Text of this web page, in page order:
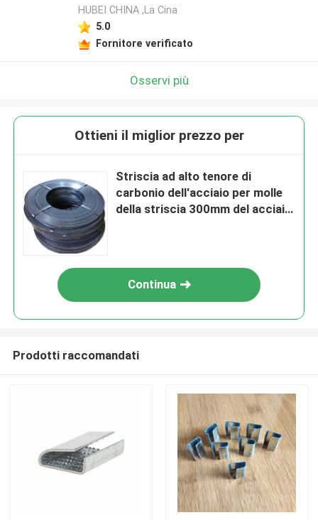
HUBEI CHINA ,La Cina
5.0
Fornitore verificato
Osservi più
Ottieni il miglior prezzo per
Striscia ad alto tenore di
carbonio dell'acciaio per molle
della striscia 300mm del acciaio
Continua
Prodotti raccomandati